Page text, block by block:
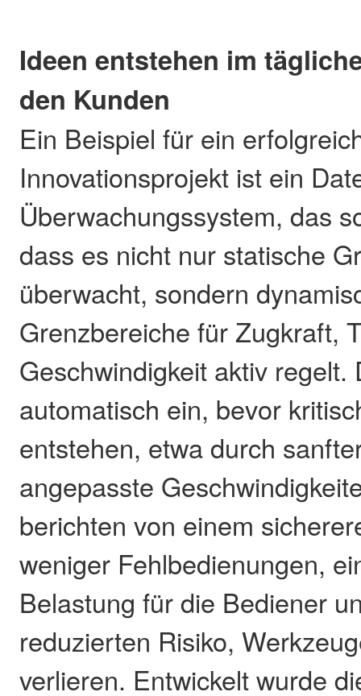
Ideen entstehen im
den Kunden
Ein Beispiel für ein
Innovationsprojekt ist ein
Überwachungssystem, das
dass es nicht nur statische
überwacht, sondern
Grenzbereiche für Zugkraft,
Geschwindigkeit aktiv regelt.
automatisch ein, bevor
entstehen, etwa durch
angepasste
berichten von einem
weniger Fehlbedienungen,
Belastung für die Bediener
reduzierten Risiko,
verlieren. Entwickelt wurde